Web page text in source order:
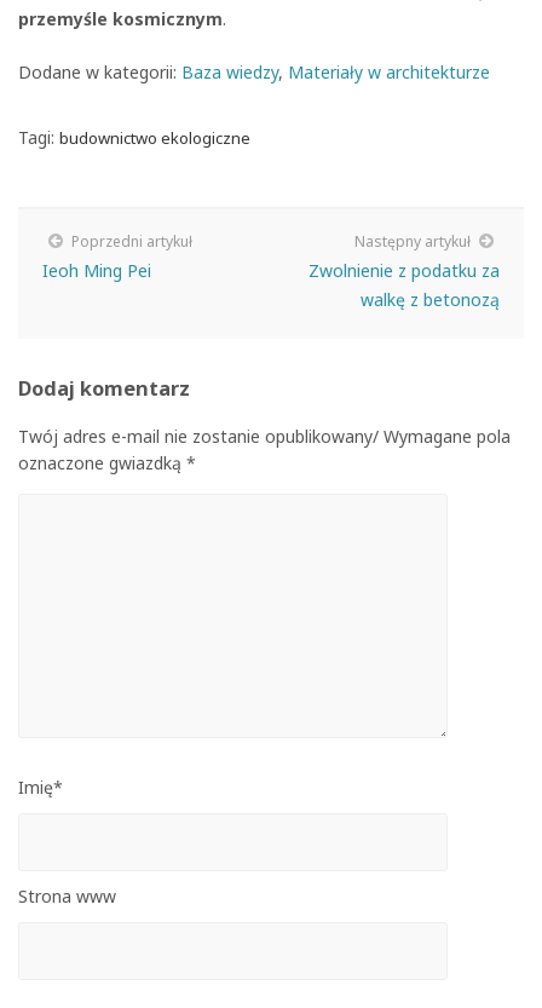
przemyśle kosmicznym.
Dodane w kategorii: Baza wiedzy, Materiały w architekturze
Tagi: budownictwo ekologiczne
Poprzedni artykuł
Ieoh Ming Pei
Następny artykuł
Zwolnienie z podatku za
walkę z betonozą
Dodaj komentarz
Twój adres e-mail nie zostanie opublikowany/ Wymagane pola
oznaczone gwiazdką *
Imię*
Strona www